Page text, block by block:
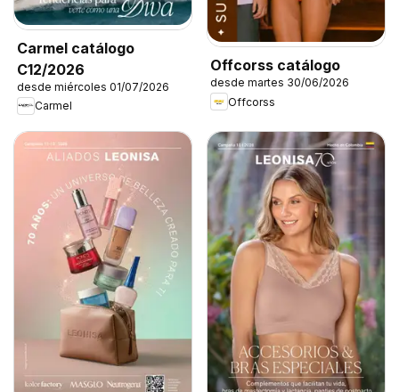
Carmel catálogo
C12/2026
desde miércoles 01/07/2026
Carmel
Offcorss catálogo
desde martes 30/06/2026
Offcorss